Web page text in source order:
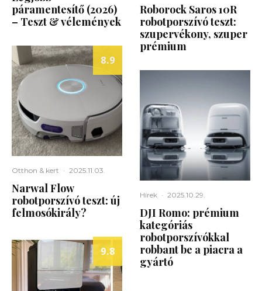
páramentesítő (2026)
– Teszt & vélemények
8.9
Otthon & kert · 2025.11.03.
Narwal Flow
robotporszívó teszt: új
felmosókirály?
9.8
Roborock Saros 10R
robotporszívó teszt:
szupervékony, szuper
prémium
Hírek · 2025.10.29.
DJI Romo: prémium
kategóriás
robotporszívókkal
robbant be a piacra a
gyártó